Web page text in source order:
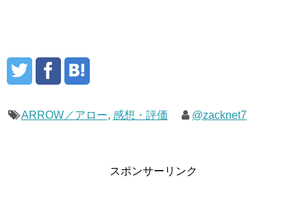
ARROW／アロー, 感想・評価 @zacknet7
スポンサーリンク